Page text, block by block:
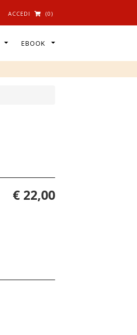
ACCEDI (0)
EBOOK
€ 22,00